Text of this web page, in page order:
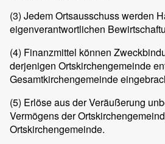
(3) Jedem Ortsausschuss werden
eigenverantwortlichen
(4) Finanzmittel können
derjenigen Ortskirchengemeinde
Gesamtkirchengemeinde
(5) Erlöse aus der Veräußerung
Vermögens der
Ortskirchengemeinde.